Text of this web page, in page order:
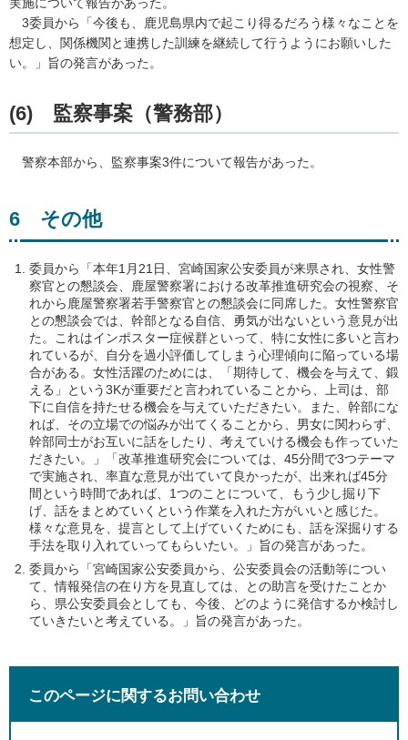
実施について報告があった。
3委員から「今後も、鹿児島県内で起こり得るだろう様々なことを
想定し、関係機関と連携した訓練を継続して行うようにお願いした
い。」旨の発言があった。
(6) 監察事案（警務部）
警察本部から、監察事案3件について報告があった。
6 その他
委員から「本年1月21日、宮崎国家公安委員が来県され、女性警
察官との懇談会、鹿屋警察署における改革推進研究会の視察、そ
れから鹿屋警察署若手警察官との懇談会に同席した。女性警察官
との懇談会では、幹部となる自信、勇気が出ないという意見が出
た。これはインポスター症候群といって、特に女性に多いと言わ
れているが、自分を過小評価してしまう心理傾向に陥っている場
合がある。女性活躍のためには、「期待して、機会を与えて、鍛
える」という3Kが重要だと言われていることから、上司は、部
下に自信を持たせる機会を与えていただきたい。また、幹部にな
れば、その立場での悩みが出てくることから、男女に関わらず、
幹部同士がお互いに話をしたり、考えていける機会も作っていた
だきたい。」「改革推進研究会については、45分間で3つテーマ
で実施され、率直な意見が出ていて良かったが、出来れば45分
間という時間であれば、1つのことについて、もう少し掘り下
げ、話をまとめていくという作業を入れた方がいいと感じた。
様々な意見を、提言として上げていくためにも、話を深掘りする
手法を取り入れていってもらいたい。」旨の発言があった。
委員から「宮崎国家公安委員から、公安委員会の活動等につい
て、情報発信の在り方を見直しては、との助言を受けたことか
ら、県公安委員会としても、今後、どのように発信するか検討し
ていきたいと考えている。」旨の発言があった。
このページに関するお問い合わせ